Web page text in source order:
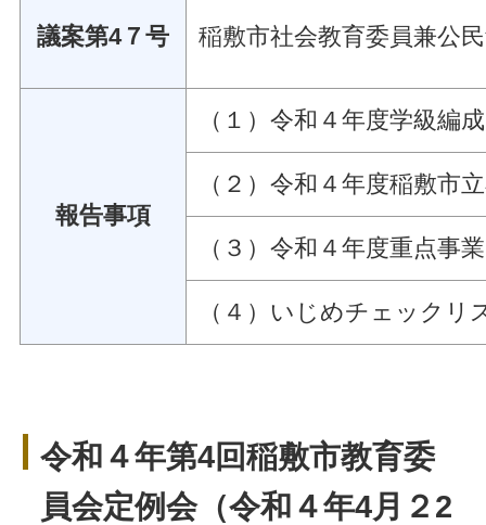
議案第4７号 稲敷市社会教育委員兼公
報告事項
（１）令和４年度学級編
（２）令和４年度稲敷市
（３）令和４年度重点事
（４）いじめチェック
令和４年第4回稲敷市教育委
員会定例会（令和４年4月２2